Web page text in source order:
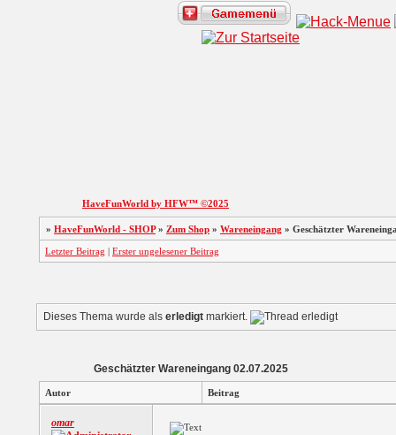
HaveFunWorld by HFW™ ©2025
» HaveFunWorld - SHOP» Zum Shop » Wareneingang » Geschätzter
Letzter Beitrag | Erster ungelesener Beitrag
Dieses Thema wurde als erledigt markiert.
Geschätzter Wareneingang 02.07.2025
Autor Beitrag
omar